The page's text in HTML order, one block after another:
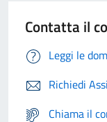
Contatta il
Leggi le
Richiedi
Chiama il